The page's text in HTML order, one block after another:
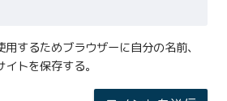
するためブラウザーに自分の名前、
トを保存する。